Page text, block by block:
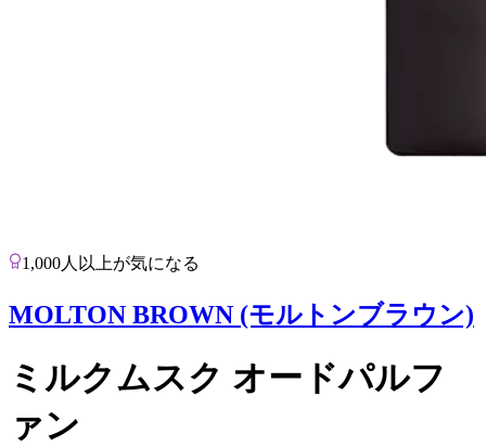
1,000人以上が気になる
MOLTON BROWN (モルトンブラウン)
ミルクムスク オードパルフ
ァン